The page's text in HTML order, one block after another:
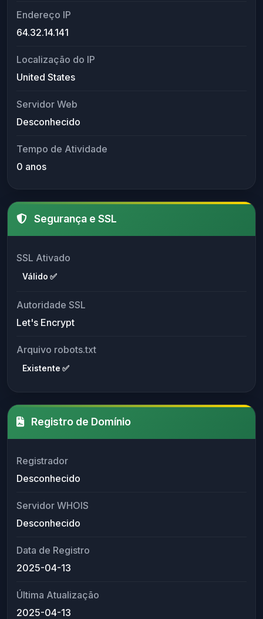
Endereço IP
64.32.14.141
Localização do IP
United States
Servidor Web
Desconhecido
Tempo de Atividade
0 anos
Segurança e SSL
SSL Ativado
Válido ✅
Autoridade SSL
Let's Encrypt
Arquivo robots.txt
Existente ✅
Registro de Domínio
Registrador
Desconhecido
Servidor WHOIS
Desconhecido
Data de Registro
2025-04-13
Última Atualização
2025-04-13